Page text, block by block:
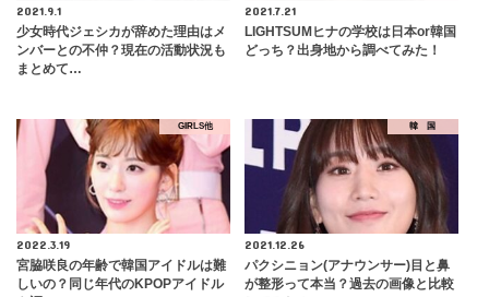
2021.9.1
少女時代ジェシカが辞めた理由はメ
ンバーとの不仲？現在の活動状況も
まとめて…
2021.7.21
LIGHTSUMヒナの学校は日本or韓国
どっち？出身地から調べてみた！
GIRLS他
2022.3.19
宮脇咲良の年齢で韓国アイドルは難
しいの？同じ年代のKPOPアイドル
韓 国
2021.12.26
パクシニョン(アナウンサー)目と鼻
が整形って本当？過去の画像と比較